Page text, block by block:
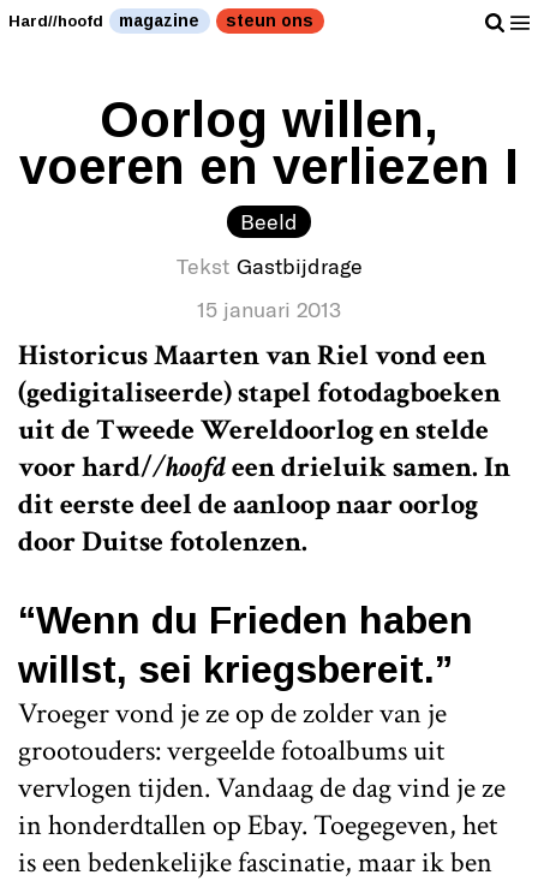
Hard//hoofd magazine steun ons
Oorlog willen,
voeren en verliezen I
Beeld
Tekst Gastbijdrage
15 januari 2013
Historicus Maarten van Riel vond een
(gedigitaliseerde) stapel fotodagboeken
uit de Tweede Wereldoorlog en stelde
voorhard//hoofdeen drieluik samen. In
dit eerste deel de aanloop naar oorlog
door Duitse fotolenzen.
“Wenn du Frieden haben
willst, sei kriegsbereit.”
Vroeger vond je ze op de zolder van je
grootouders: vergeelde fotoalbums uit
vervlogen tijden. Vandaag de dag vind je ze
in honderdtallen op Ebay. Toegegeven, het
is een bedenkelijke fascinatie, maar ik ben